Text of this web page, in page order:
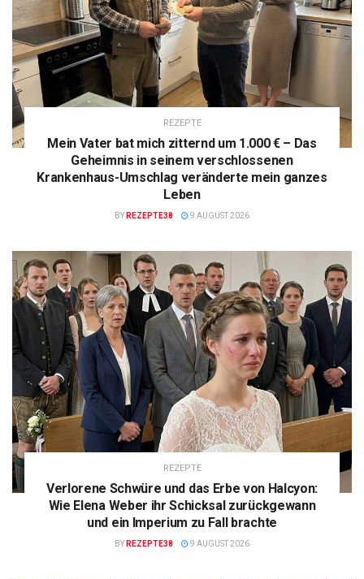
REZEPTE
Mein Vater bat mich zitternd um 1.000 € – Das
Geheimnis in seinem verschlossenen
Krankenhaus-Umschlag veränderte mein ganzes
Leben
BY REZEPTE38 9 AUGUST 2026
REZEPTE
Verlorene Schwüre und das Erbe von Halcyon:
Wie Elena Weber ihr Schicksal zurückgewann
und ein Imperium zu Fall brachte
BY REZEPTE38 9 AUGUST 2026